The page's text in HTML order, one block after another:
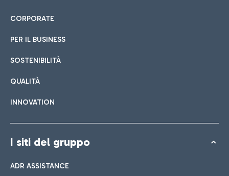
CORPORATE
PER IL BUSINESS
SOSTENIBILITÀ
QUALITÀ
INNOVATION
I siti del gruppo
ADR ASSISTANCE